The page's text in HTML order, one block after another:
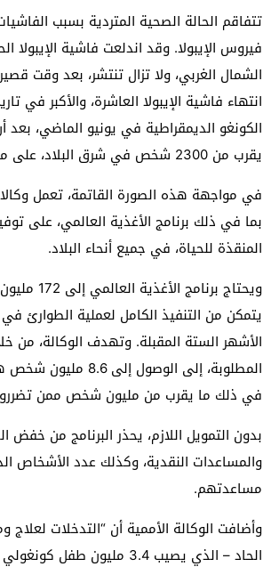
تتفاقم الحالة الصحية المتردية بسبب
فيروس الإيبولا. وقد اندلعت فاشية الإيبولا
الشمال الغربي، ولا تزال تنتشر، بعد وقت
انتهاء فاشية الإيبولا العاشرة، والأكبر في
الكونغو الديمقراطية في يونيو الماضي، بعد
يقرب من 2300 شخص في شرق البلاد، على مدى عامين.
في مواجهة هذه الصورة القاتمة، تعمل
بما في ذلك برنامج الأغذية العالمي، على
المنقذة للحياة، في جميع أنحاء البلاد.
ويحتاج
يتمكن من التنفيذ الكامل لعملية الطوارئ في
الأشهر الستة المقبلة. وتهدف الوكالة، من
المطلوبة، إلى الوصول
في ذلك ما يقرب من مليون شخص ممن
بدون التمويل اللازم، يحذر البرنامج من خفض
والمساعدات النقدية، وكذلك عدد الأشخاص
مساعدتهم.
وأضافت الوكالة الأممية أن “التدخلات لعلاج
الحاد – الذي يصيب 3.4 مليون